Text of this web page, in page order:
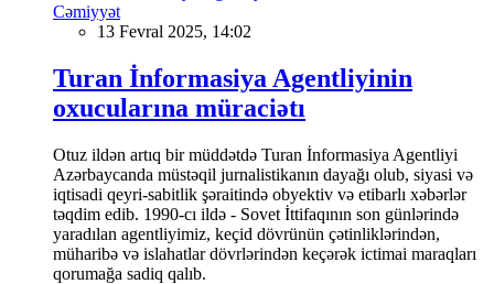
Cəmiyyət
13 Fevral 2025, 14:02
Turan İnformasiya Agentliyinin
oxucularına müraciətı
Otuz ildən artıq bir müddətdə Turan İnformasiya Agentliyi
Azərbaycanda müstəqil jurnalistikanın dayağı olub, siyasi və
iqtisadi qeyri-sabitlik şəraitində obyektiv və etibarlı xəbərlər
təqdim edib. 1990-cı ildə - Sovet İttifaqının son günlərində
yaradılan agentliyimiz, keçid dövrünün çətinliklərindən,
müharibə və islahatlar dövrlərindən keçərək ictimai maraqları
qorumağa sadiq qalıb.